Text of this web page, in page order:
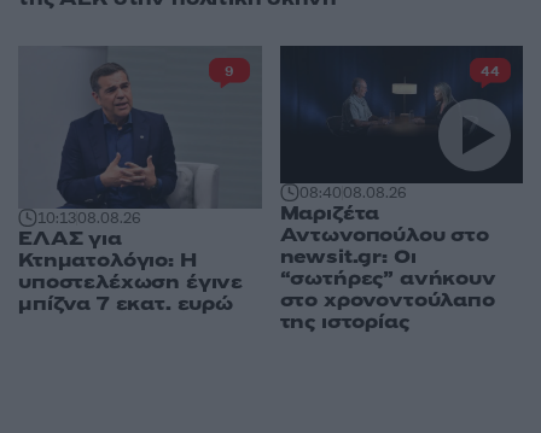
10:1308.08.26
ΕΛΑΣ για
Κτηματολόγιο: Η
υποστελέχωση έγινε
μπίζνα 7 εκατ. ευρώ
9
08:4008.08.26
Μαριζέτα
Αντωνοπούλου στο
newsit.gr: Οι
“σωτήρες” ανήκουν
στο χρονοντούλαπο
της ιστορίας
44